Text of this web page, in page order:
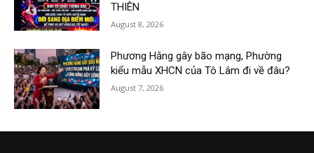
THIÊN
August 8, 2026
Phương Hằng gây bão mạng, Phường
kiểu mẫu XHCN của Tô Lâm đi về đâu?
August 7, 2026